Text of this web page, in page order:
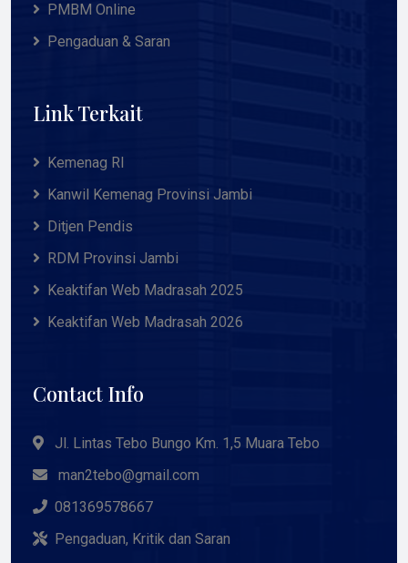
PMBM Online
Pengaduan & Saran
Link Terkait
Kemenag RI
Kanwil Kemenag Provinsi Jambi
Ditjen Pendis
RDM Provinsi Jambi
Keaktifan Web Madrasah 2025
Keaktifan Web Madrasah 2026
Contact Info
Jl. Lintas Tebo Bungo Km. 1,5 Muara Tebo
man2tebo@gmail.com
081369578667
Pengaduan, Kritik dan Saran